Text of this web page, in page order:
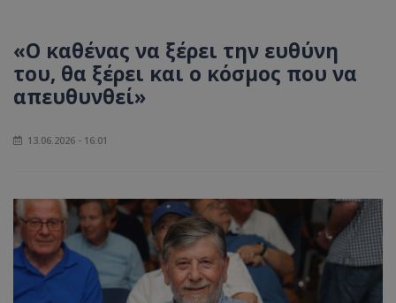
«Ο καθένας να ξέρει την ευθύνη
του, θα ξέρει και ο κόσμος που να
απευθυνθεί»
13.06.2026 - 16:01